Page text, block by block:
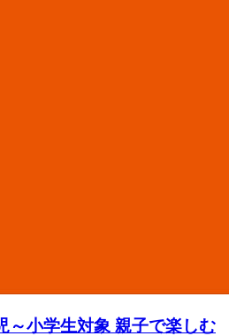
～小学生対象 親子で楽しむ